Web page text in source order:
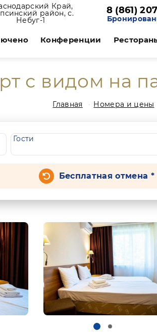
Край,
район, с.
Небуг-1
8 (861)
Конференции
с видом на
Главная Номера и цены
Гости
Бесплатная отмена *